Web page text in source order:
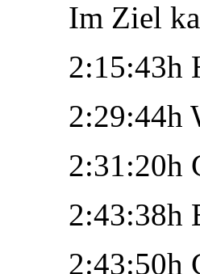
Im Ziel
2:15:43h
2:29:44h
2:31:20h
2:43:38h
2:43:50h